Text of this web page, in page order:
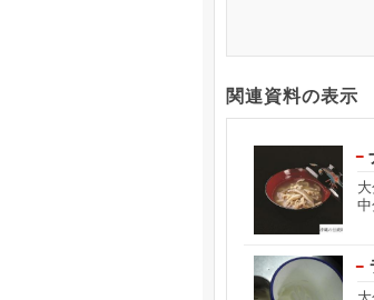
関連資料の表示